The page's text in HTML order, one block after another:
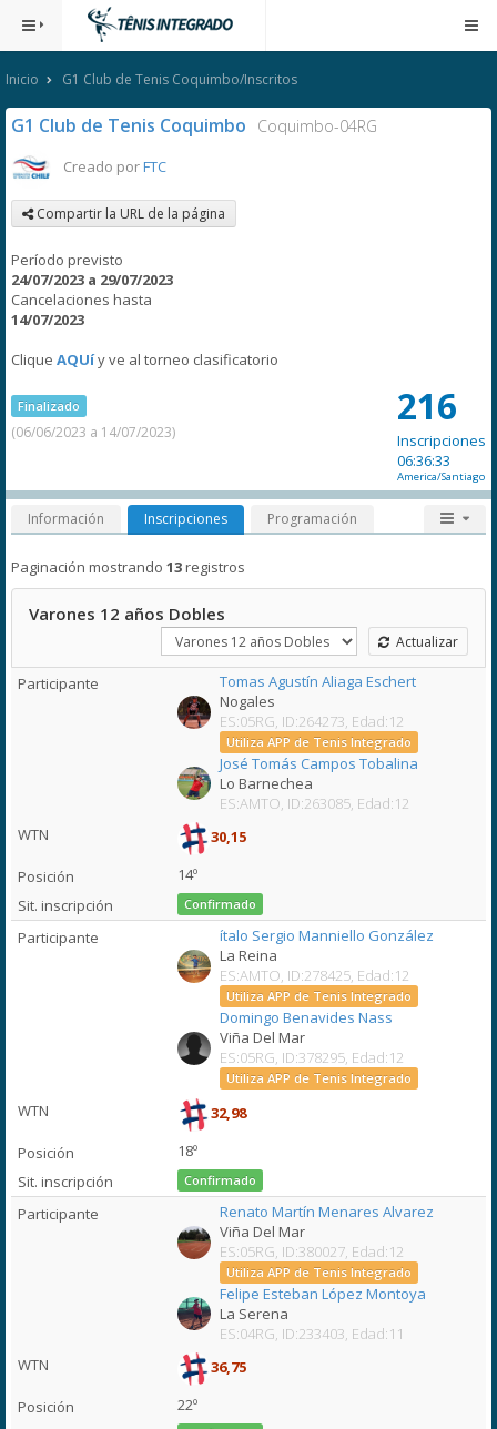
Inicio G1 Club de Tenis Coquimbo/Inscritos
G1 Club de Tenis Coquimbo Coquimbo-04RG
Creado porFTC
Compartir la URL de la página
Período previsto
24/07/2023 a 29/07/2023
Cancelaciones hasta
14/07/2023
Clique AQUíy ve al torneo clasificatorio
Finalizado
(06/06/2023 a 14/07/2023)
216
Inscripciones
06:36:33
America/Santiago
Información Inscripciones Programación
Paginación mostrando 13registros
Varones 12 años Dobles
Actualizar
Tomas Agustín Aliaga Eschert
Nogales
ES:05RG, ID:264273, Edad:12
Utiliza APP de Tenis Integrado
José Tomás Campos Tobalina
Lo Barnechea
ES:AMTO, ID:263085, Edad:12
30,15
14º
Confirmado
ítalo Sergio Manniello González
La Reina
ES:AMTO, ID:278425, Edad:12
Utiliza APP de Tenis Integrado
Domingo Benavides Nass
Viña Del Mar
ES:05RG, ID:378295, Edad:12
Utiliza APP de Tenis Integrado
32,98
18º
Confirmado
Renato Martín Menares Alvarez
Viña Del Mar
ES:05RG, ID:380027, Edad:12
Utiliza APP de Tenis Integrado
Felipe Esteban López Montoya
La Serena
ES:04RG, ID:233403, Edad:11
36,75
22º